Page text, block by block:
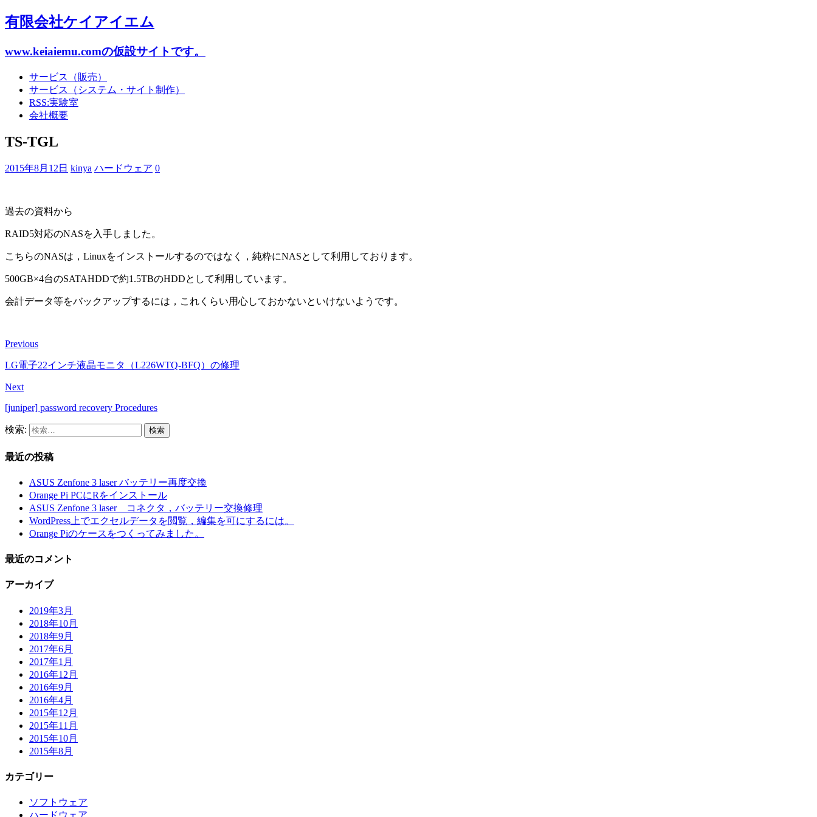
有限会社ケイアイエム
www.keiaiemu.comの仮設サイトです。
サービス（販売）
サービス（システム・サイト制作）
RSS:実験室
会社概要
TS-TGL
2015年8月12日 kinya ハードウェア 0
過去の資料から
RAID5対応のNASを入手しました。
こちらのNASは，Linuxをインストールするのではなく，純粋にNASとして利用しております。
500GB×4台のSATAHDDで約1.5TBのHDDとして利用しています。
会計データ等をバックアップするには，これくらい用心しておかないといけないようです。
Previous
LG電子22インチ液晶モニタ（L226WTQ-BFQ）の修理
Next
[juniper] password recovery Procedures
検索:
最近の投稿
ASUS Zenfone 3 laser バッテリー再度交換
Orange Pi PCにRをインストール
ASUS Zenfone 3 laser コネクタ，バッテリー交換修理
WordPress上でエクセルデータを閲覧，編集を可にするには。
Orange Piのケースをつくってみました。
最近のコメント
アーカイブ
2019年3月
2018年10月
2018年9月
2017年6月
2017年1月
2016年12月
2016年9月
2016年4月
2015年12月
2015年11月
2015年10月
2015年8月
カテゴリー
ソフトウェア